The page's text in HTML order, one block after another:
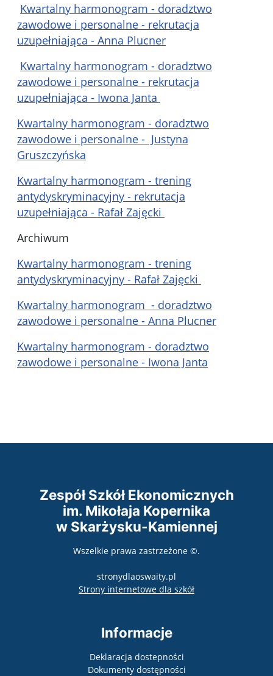
Kwartalny harmonogram - doradztwo
zawodowe i personalne - rekrutacja
uzupełniająca - Anna Plucner
Kwartalny harmonogram - doradztwo
zawodowe i personalne - rekrutacja
uzupełniająca - Iwona Janta
Kwartalny harmonogram - doradztwo
zawodowe i personalne - Justyna
Gruszczyńska
Kwartalny harmonogram - trening
antydyskryminacyjny - rekrutacja
uzupełniająca - Rafał Zajęcki
Archiwum
Kwartalny harmonogram - trening
antydyskryminacyjny - Rafał Zajęcki
Kwartalny harmonogram - doradztwo
zawodowe i personalne - Anna Plucner
Kwartalny harmonogram - doradztwo
zawodowe i personalne - Iwona Janta
Zespół Szkół Ekonomicznych
im. Mikołaja Kopernika
w Skarżysku-Kamiennej
Wszelkie prawa zastrzeżone ©.
stronydlaoswaity.pl
Strony internetowe dla szkółotwiera się w
Informacje
Deklaracja dostepności
Dokumenty dostępności